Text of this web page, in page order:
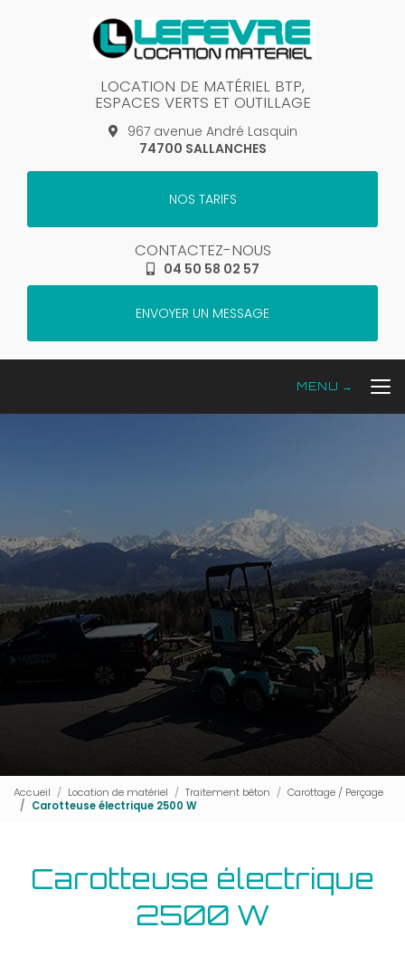
LOCATION DE MATÉRIEL BTP,
ESPACES VERTS ET OUTILLAGE
967 avenue André Lasquin
74700 SALLANCHES
NOS TARIFS
CONTACTEZ-NOUS
04 50 58 02 57
ENVOYER UN MESSAGE
Accueil Location de matériel Traitement béton
Carottage / Perçage
Carotteuse électrique 2500 W
Carotteuse électrique
2500 W